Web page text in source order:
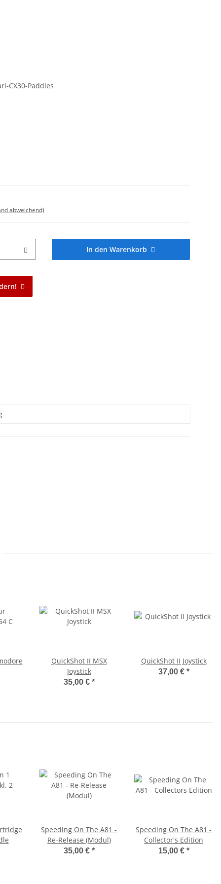
CX30-Paddles
abweichend)
In den Warenkorb
QuickShot II MSX
Joystick
35,00 € *
QuickShot II Joystick
37,00 € *
Speeding On The A81 -
Re-Release (Modul)
35,00 € *
Speeding On The A81 -
Collector's Edition
15,00 € *